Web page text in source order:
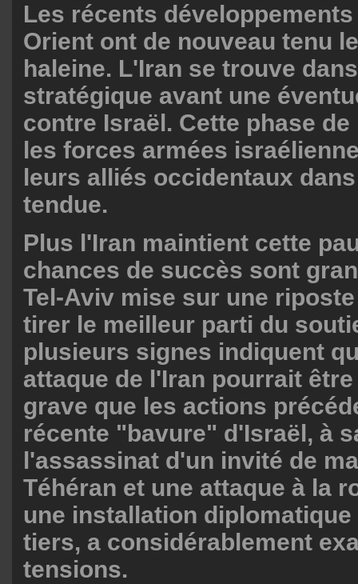
Les récents
Orient ont de nouveau tenu
haleine. L'Iran se trouve
stratégique avant une
contre Israël. Cette phase
les forces armées
leurs alliés occidentaux
tendue.
Plus l'Iran maintient cette
chances de succès sont
Tel-Aviv mise sur une
tirer le meilleur parti du
plusieurs signes indiquent
attaque de l'Iran pourrait
grave que les actions
récente "bavure" d'Israël, à
l'assassinat d'un invité de
Téhéran et une attaque à la
une installation
tiers, a considérablement
tensions.